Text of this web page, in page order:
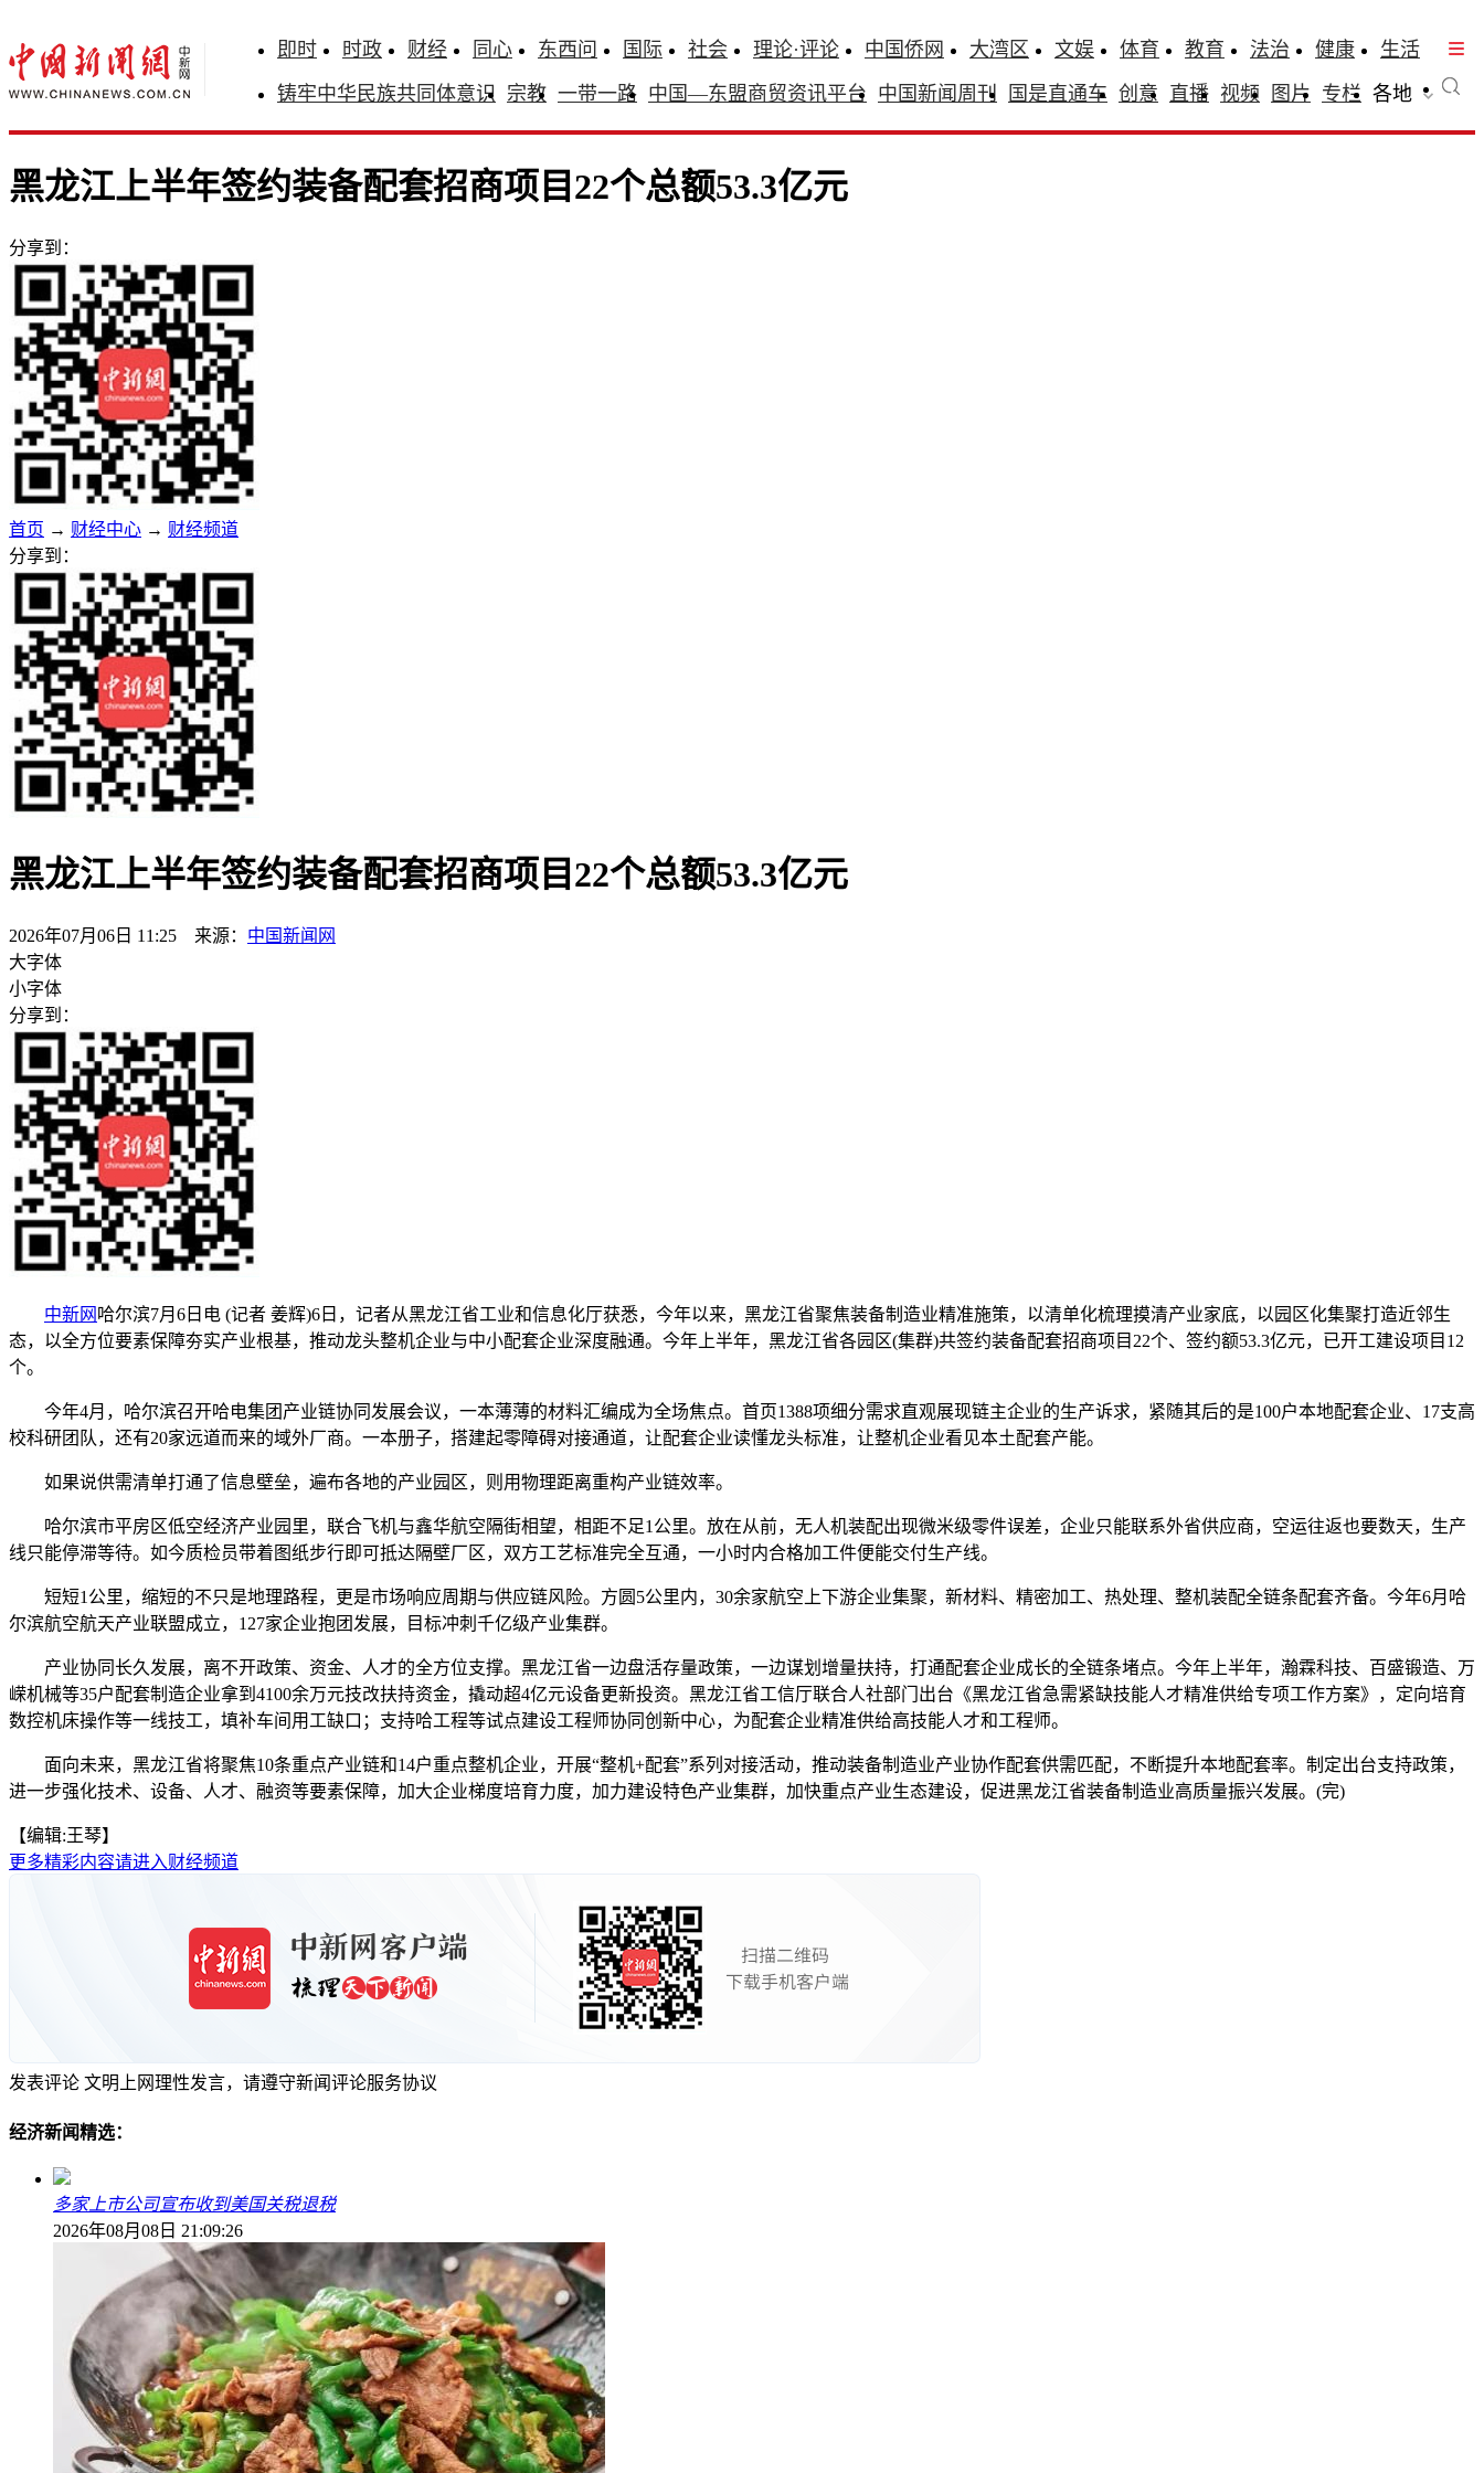
即时 时政 财经 同心 东西问 国际 社会 理论·评论 中国侨网 大湾区 文娱 体育 教育 法治 健康
生活
铸牢中华民族共同体意识 宗教 一带一路 中国—东盟商贸资讯平台 中国新闻周刊 国是直通车 创意 直播 视频 图片 专栏 各地
黑龙江上半年签约装备配套招商项目22个总额53.3亿元
分享到：
首页 → 财经中心 → 财经频道
分享到：
黑龙江上半年签约装备配套招商项目22个总额53.3亿元
2026年07月06日 11:25 来源： 中国新闻网
大字体
小字体
分享到：
中新网 哈尔滨7月6日电 (记者 姜辉)6日，记者从黑龙江省工业和信息化厅获悉，今年以来，黑龙江省聚焦装备制造业精准施策，以清单化梳理摸清产业家底，以园区化集聚打造近邻生
态，以全方位要素保障夯实产业根基，推动龙头整机企业与中小配套企业深度融通。今年上半年，黑龙江省各园区(集群)共签约装备配套招商项目22个、签约额53.3亿元，已开工建设项目12
个。
今年4月，哈尔滨召开哈电集团产业链协同发展会议，一本薄薄的材料汇编成为全场焦点。首页1388项细分需求直观展现链主企业的生产诉求，紧随其后的是100户本地配套企业、17支高
校科研团队，还有20家远道而来的域外厂商。一本册子，搭建起零障碍对接通道，让配套企业读懂龙头标准，让整机企业看见本土配套产能。
如果说供需清单打通了信息壁垒，遍布各地的产业园区，则用物理距离重构产业链效率。
哈尔滨市平房区低空经济产业园里，联合飞机与鑫华航空隔街相望，相距不足1公里。放在从前，无人机装配出现微米级零件误差，企业只能联系外省供应商，空运往返也要数天，生产
线只能停滞等待。如今质检员带着图纸步行即可抵达隔壁厂区，双方工艺标准完全互通，一小时内合格加工件便能交付生产线。
短短1公里，缩短的不只是地理路程，更是市场响应周期与供应链风险。方圆5公里内，30余家航空上下游企业集聚，新材料、精密加工、热处理、整机装配全链条配套齐备。今年6月哈
尔滨航空航天产业联盟成立，127家企业抱团发展，目标冲刺千亿级产业集群。
产业协同长久发展，离不开政策、资金、人才的全方位支撑。黑龙江省一边盘活存量政策，一边谋划增量扶持，打通配套企业成长的全链条堵点。今年上半年，瀚霖科技、百盛锻造、万
嵘机械等35户配套制造企业拿到4100余万元技改扶持资金，撬动超4亿元设备更新投资。黑龙江省工信厅联合人社部门出台《黑龙江省急需紧缺技能人才精准供给专项工作方案》，定向培育
数控机床操作等一线技工，填补车间用工缺口；支持哈工程等试点建设工程师协同创新中心，为配套企业精准供给高技能人才和工程师。
面向未来，黑龙江省将聚焦10条重点产业链和14户重点整机企业，开展“整机+配套”系列对接活动，推动装备制造业产业协作配套供需匹配，不断提升本地配套率。制定出台支持政策，
进一步强化技术、设备、人才、融资等要素保障，加大企业梯度培育力度，加力建设特色产业集群，加快重点产业生态建设，促进黑龙江省装备制造业高质量振兴发展。(完)
【编辑:王琴】
更多精彩内容请进入财经频道
发表评论 文明上网理性发言，请遵守新闻评论服务协议
经济新闻精选：
多家上市公司宣布收到美国关税退税
2026年08月08日 21:09:26